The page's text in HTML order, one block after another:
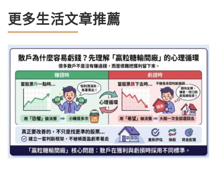
更多生活文章推薦